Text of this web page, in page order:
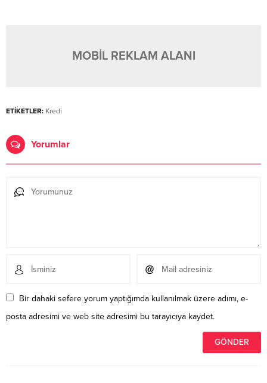
MOBİL REKLAM ALANI
ETİKETLER: Kredi
Yorumlar
Bir dahaki sefere yorum yaptığımda kullanılmak üzere adımı, e-
posta adresimi ve web site adresimi bu tarayıcıya kaydet.